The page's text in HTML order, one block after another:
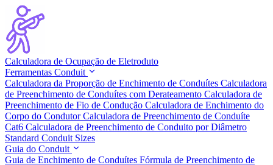
Calculadora de Ocupação de Eletroduto
Ferramentas Conduit
Calculadora da Proporção de Enchimento de Conduítes Calculadora
de Preenchimento de Conduítes com Derateamento Calculadora de
Preenchimento de Fio de Condução Calculadora de Enchimento do
Corpo do CondutorCalculadora de Preenchimento de Conduíte
Cat6 Calculadora de Preenchimento de Conduito por Diâmetro
Standard Conduit Sizes
Guia do Conduit
Guia de Enchimento de Conduítes Fórmula de Preenchimento de